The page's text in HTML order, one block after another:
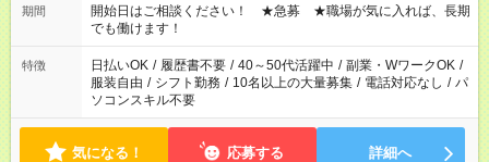
ん ※法令に基づき、週20時間以上勤務は社会保険への加入対象
となります ※労働者派遣法（日雇い派遣の原則禁止）により、
短時間・短期間の就業はご案内が難しい場合があります
期間
開始日はご相談ください！ ★急募 ★職場が気に入れば、長期
でも働けます！
特徴 日払いOK / 履歴書不要 / 40～50代活躍中 / 副業・WワークOK /
服装自由 / シフト勤務 / 10名以上の大量募集 / 電話対応なし / パ
ソコンスキル不要
気になる！ 応募する 詳細へ